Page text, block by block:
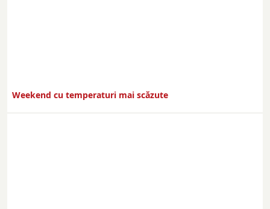
Weekend cu temperaturi mai scăzute